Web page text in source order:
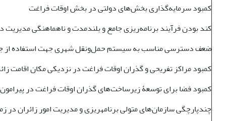
کمبود سرمایه‌گذاری بخش‌های دولتی در بخش اوقات فراغت
کند بودن فرآیند برنامه‌ریزی جامع و بلندمدت و ناهماهنگی
ضعف دسترسی مناسب به سیستم حمل‌ونقل شهری جهت استفاده از
کمبود مراکز تفریحی و گذران اوقات فراغت در نزدیکی مکان اقامت
کمبود فضا برای توسعۀ زیرساخت‌های گذران اوقات فراغت در
چندپارچگی سازمان‌های متولی برنامه­ریزی و مدیریت امور زائران در